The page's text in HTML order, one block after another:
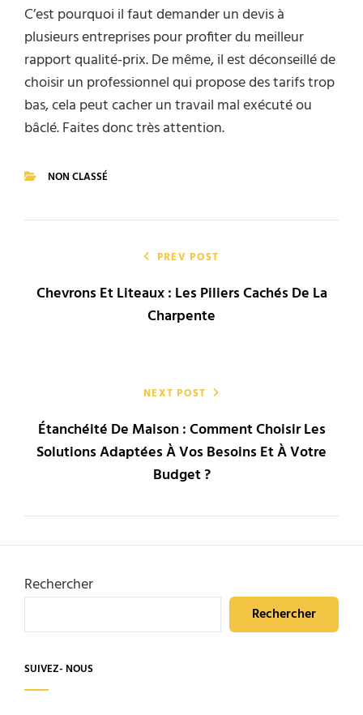
C’est pourquoi il faut demander un devis à
plusieurs entreprises pour profiter du meilleur
rapport qualité-prix. De même, il est déconseillé de
choisir un professionnel qui propose des tarifs trop
bas, cela peut cacher un travail mal exécuté ou
bâclé. Faites donc très attention.
NON CLASSÉ
l’article
PREV POST
Chevrons Et Liteaux : Les Piliers Cachés De La
Charpente
NEXT POST
Étanchéité De Maison : Comment Choisir Les
Solutions Adaptées À Vos Besoins Et À Votre
Budget ?
Rechercher
Rechercher
SUIVEZ- NOUS